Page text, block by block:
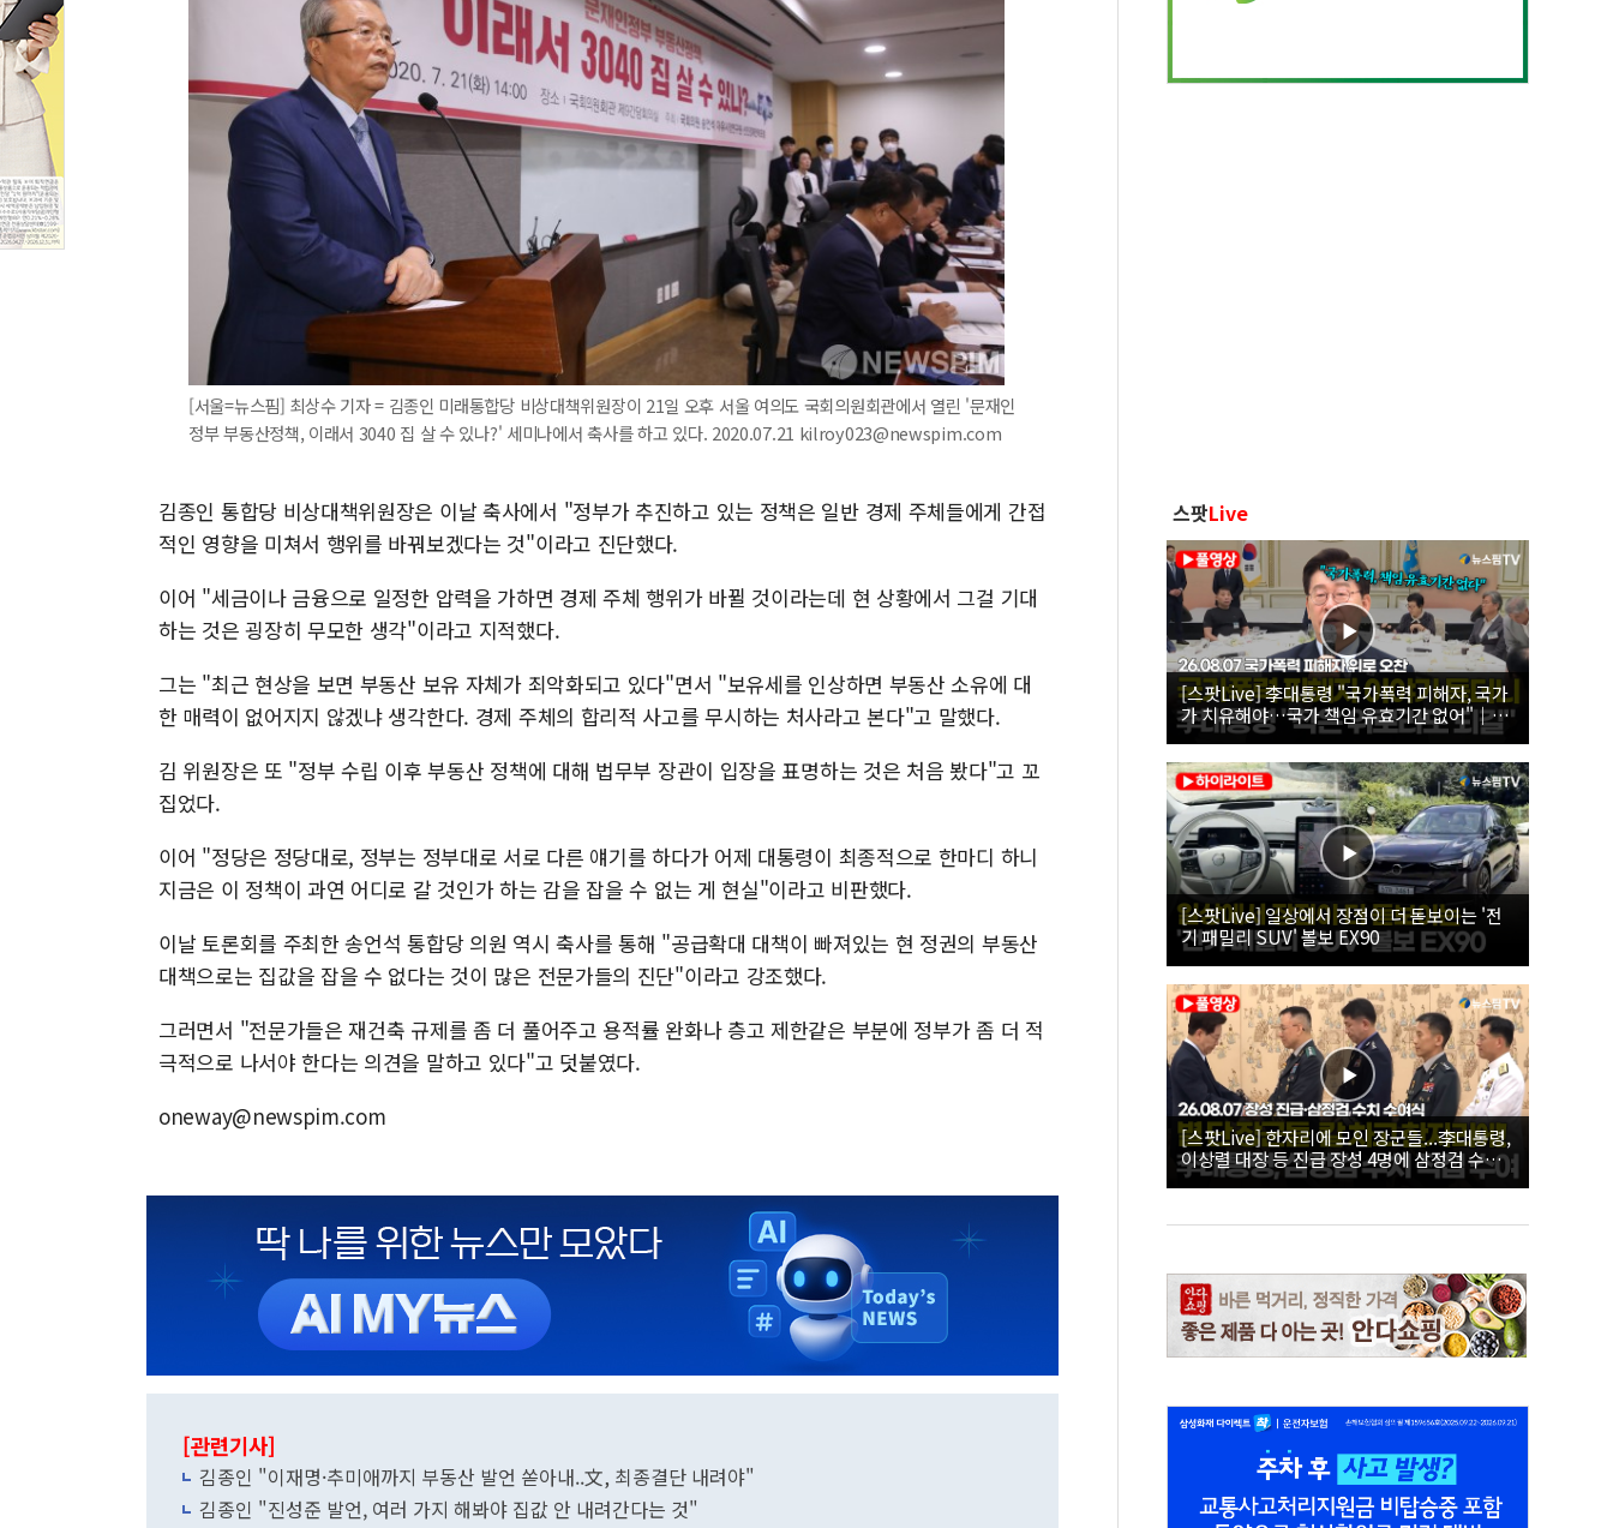
[서울=뉴스핌] 최상수 기자 = 김종인 미래통합당 비상대책위원장이 21일 오후 서울 여의도 국회의원회관에서 열린 '문재인
정부 부동산정책, 이래서 3040 집 살 수 있나?' 세미나에서 축사를 하고 있다. 2020.07.21 kilroy023@newspim.com
김종인 통합당 비상대책위원장은 이날 축사에서 "정부가 추진하고 있는 정책은 일반 경제 주체들에게 간접
적인 영향을 미쳐서 행위를 바꿔보겠다는 것"이라고 진단했다.
이어 "세금이나 금융으로 일정한 압력을 가하면 경제 주체 행위가 바뀔 것이라는데 현 상황에서 그걸 기대
하는 것은 굉장히 무모한 생각"이라고 지적했다.
그는 "최근 현상을 보면 부동산 보유 자체가 죄악화되고 있다"면서 "보유세를 인상하면 부동산 소유에 대
한 매력이 없어지지 않겠냐 생각한다. 경제 주체의 합리적 사고를 무시하는 처사라고 본다"고 말했다.
김 위원장은 또 "정부 수립 이후 부동산 정책에 대해 법무부 장관이 입장을 표명하는 것은 처음 봤다"고 꼬
집었다.
이어 "정당은 정당대로, 정부는 정부대로 서로 다른 얘기를 하다가 어제 대통령이 최종적으로 한마디 하니
지금은 이 정책이 과연 어디로 갈 것인가 하는 감을 잡을 수 없는 게 현실"이라고 비판했다.
이날 토론회를 주최한 송언석 통합당 의원 역시 축사를 통해 "공급확대 대책이 빠져있는 현 정권의 부동산
대책으로는 집값을 잡을 수 없다는 것이 많은 전문가들의 진단"이라고 강조했다.
그러면서 "전문가들은 재건축 규제를 좀 더 풀어주고 용적률 완화나 층고 제한같은 부분에 정부가 좀 더 적
극적으로 나서야 한다는 의견을 말하고 있다"고 덧붙였다.
oneway@newspim.com
[관련기사]
김종인 "이재명·추미애까지 부동산 발언 쏟아내..文, 최종결단 내려야"
김종인 "진성준 발언, 여러 가지 해봐야 집값 안 내려간다는 것"
스팟Live
[스팟Live] 李대통령 "국가폭력 피해자, 국가
가 치유해야…국가 책임 유효기간 없어"｜
26.08.07 국가폭력 피해자 위로 오찬
[스팟Live] 일상에서 장점이 더 돋보이는 '전
기 패밀리 SUV' 볼보 EX90
[스팟Live] 한자리에 모인 장군들...李대통령,
이상렬 대장 등 진급 장성 4명에 삼정검 수치
직접 수여｜26.08.07 장성 진급·삼정검 수치